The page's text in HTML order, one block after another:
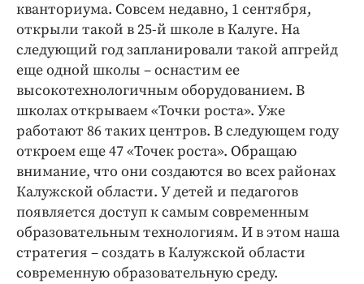
кванториума. Совсем недавно, 1 сентября,
открыли такой в 25-й школе в Калуге. На
следующий год запланировали такой апгрейд
еще одной школы – оснастим ее
высокотехнологичным оборудованием. В
школах открываем «Точки роста». Уже
работают 86 таких центров. В следующем году
откроем еще 47 «Точек роста». Обращаю
внимание, что они создаются во всех районах
Калужской области. У детей и педагогов
появляется доступ к самым современным
образовательным технологиям. И в этом наша
стратегия – создать в Калужской области
современную образовательную среду.